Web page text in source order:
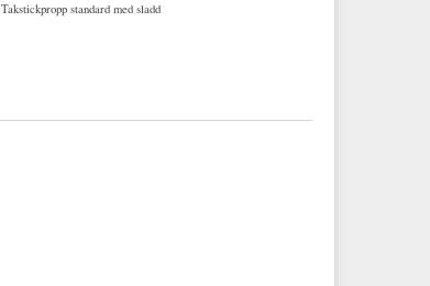
Takstickpropp standard med sladd